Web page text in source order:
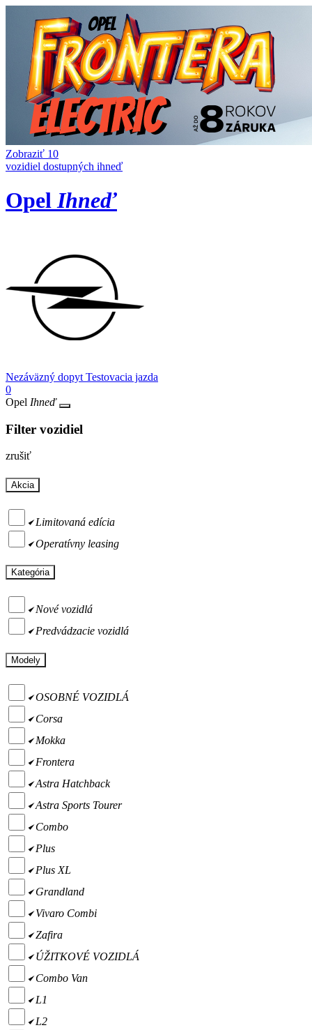
Zobraziť 10
vozidiel dostupných ihneď
OpelIhneď
Nezáväzný dopyt Testovacia jazda
0
Opel Ihneď
Filter vozidiel
zrušiť
Akcia
Limitovaná edícia
Operatívny leasing
Kategória
Nové vozidlá
Predvádzacie vozidlá
Modely
OSOBNÉ VOZIDLÁ
Corsa
Mokka
Frontera
Astra Hatchback
Astra Sports Tourer
Combo
Plus
Plus XL
Grandland
Vivaro Combi
Zafira
ÚŽITKOVÉ VOZIDLÁ
Combo Van
L1
L2